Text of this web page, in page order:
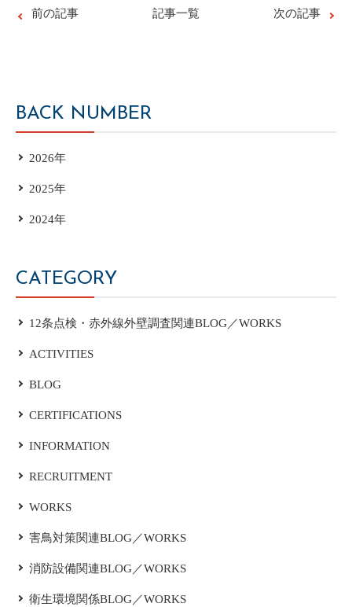
前の記事 記事一覧 次の記事
BACK NUMBER
2026年
2025年
2024年
CATEGORY
12条点検・赤外線外壁調査関連BLOG／WORKS
ACTIVITIES
BLOG
CERTIFICATIONS
INFORMATION
RECRUITMENT
WORKS
害鳥対策関連BLOG／WORKS
消防設備関連BLOG／WORKS
衛生環境関係BLOG／WORKS